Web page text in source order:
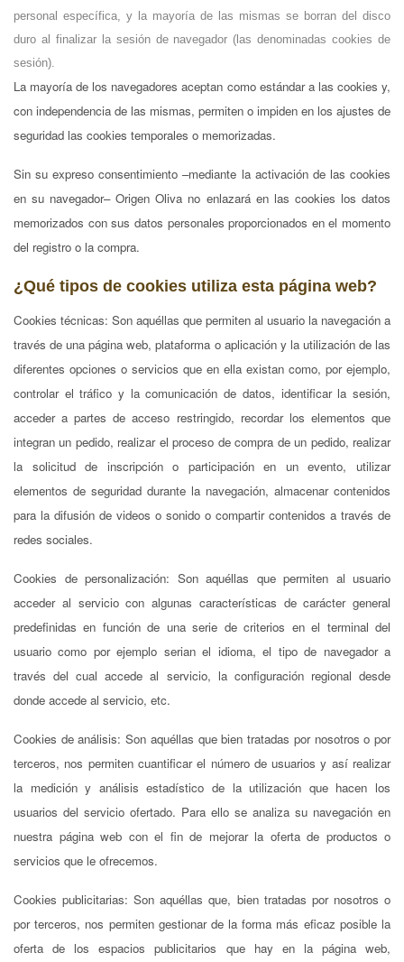
personal específica, y la mayoría de las mismas se borran del disco
duro al finalizar la sesión de navegador (las denominadas cookies de
sesión).
La mayoría de los navegadores aceptan como estándar a las cookies y,
con independencia de las mismas, permiten o impiden en los ajustes de
seguridad las cookies temporales o memorizadas.
Sin su expreso consentimiento –mediante la activación de las cookies
en su navegador– Origen Oliva no enlazará en las cookies los datos
memorizados con sus datos personales proporcionados en el momento
del registro o la compra.
¿Qué tipos de cookies utiliza esta página web?
Cookies técnicas: Son aquéllas que permiten al usuario la navegación a
través de una página web, plataforma o aplicación y la utilización de las
diferentes opciones o servicios que en ella existan como, por ejemplo,
controlar el tráfico y la comunicación de datos, identificar la sesión,
acceder a partes de acceso restringido, recordar los elementos que
integran un pedido, realizar el proceso de compra de un pedido, realizar
la solicitud de inscripción o participación en un evento, utilizar
elementos de seguridad durante la navegación, almacenar contenidos
para la difusión de videos o sonido o compartir contenidos a través de
redes sociales.
Cookies de personalización: Son aquéllas que permiten al usuario
acceder al servicio con algunas características de carácter general
predefinidas en función de una serie de criterios en el terminal del
usuario como por ejemplo serian el idioma, el tipo de navegador a
través del cual accede al servicio, la configuración regional desde
donde accede al servicio, etc.
Cookies de análisis: Son aquéllas que bien tratadas por nosotros o por
terceros, nos permiten cuantificar el número de usuarios y así realizar
la medición y análisis estadístico de la utilización que hacen los
usuarios del servicio ofertado. Para ello se analiza su navegación en
nuestra página web con el fin de mejorar la oferta de productos o
servicios que le ofrecemos.
Cookies publicitarias: Son aquéllas que, bien tratadas por nosotros o
por terceros, nos permiten gestionar de la forma más eficaz posible la
oferta de los espacios publicitarios que hay en la página web,